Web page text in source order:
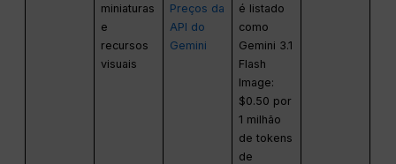
miniaturas
e
recursos
visuais
Preços da
API do
Gemini
é listado
como
Gemini 3.1
Flash
Image:
$0.50 por
1 milhão
de tokens
de